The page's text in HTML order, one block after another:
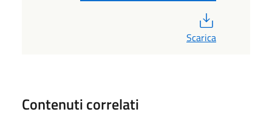
Scarica
Contenuti correlati